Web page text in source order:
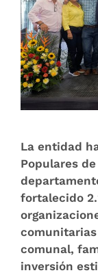
La entidad
Populares
fortalecido
comunal,
inversión